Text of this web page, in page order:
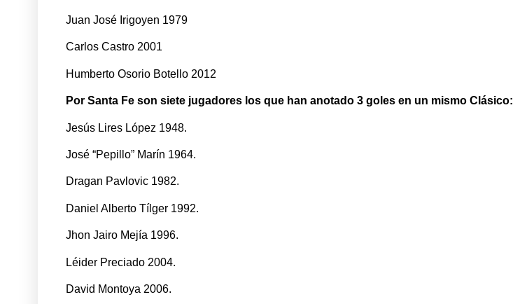
Juan José Irigoyen 1979
Carlos Castro 2001
Humberto Osorio Botello 2012
Por Santa Fe son siete jugadores los que han anotado 3 goles en un mismo Clásico:
Jesús Lires López 1948.
José “Pepillo” Marín 1964.
Dragan Pavlovic 1982.
Daniel Alberto Tílger 1992.
Jhon Jairo Mejía 1996.
Léider Preciado 2004.
David Montoya 2006.